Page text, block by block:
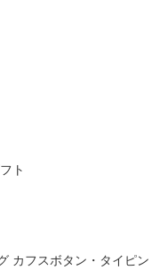
ト
カフスボタン・タイピン